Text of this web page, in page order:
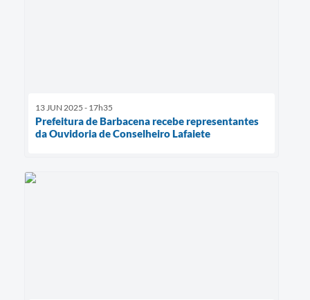
13 JUN 2025 - 17h35
Prefeitura de Barbacena recebe representantes
da Ouvidoria de Conselheiro Lafaiete